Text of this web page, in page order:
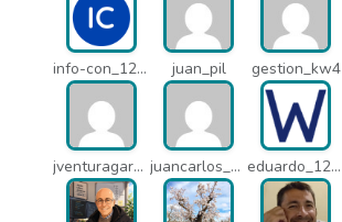
info-con_12812 juan_pil gestion_kw4
jventuragarcia_13040 juancarlos_ptr eduardo_12367